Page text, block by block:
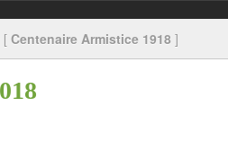
[ Centenaire Armistice 1918 ]